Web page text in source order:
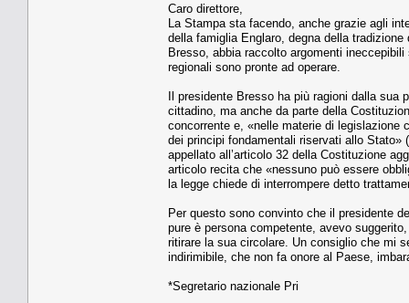
Caro direttore,
La Stampa sta facendo, anche grazie agli
della famiglia Englaro, degna della
Bresso, abbia raccolto argomenti
regionali sono pronte ad operare.
Il presidente Bresso ha più ragioni dalla sua
cittadino, ma anche da parte della
concorrente e, «nelle materie di legislazione
dei principi fondamentali riservati allo Stato»
appellato all’articolo 32 della Costituzione
articolo recita che «nessuno può essere
la legge chiede di interrompere detto
Per questo sono convinto che il presidente
pure è persona competente, avevo
ritirare la sua circolare. Un consiglio che mi
indirimibile, che non fa onore al Paese,
*Segretario nazionale Pri